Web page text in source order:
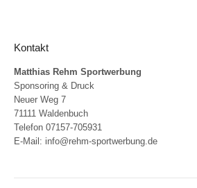
Kontakt
Matthias Rehm Sportwerbung
Sponsoring & Druck
Neuer Weg 7
71111 Waldenbuch
Telefon 07157-705931
E-Mail: info@rehm-sportwerbung.de